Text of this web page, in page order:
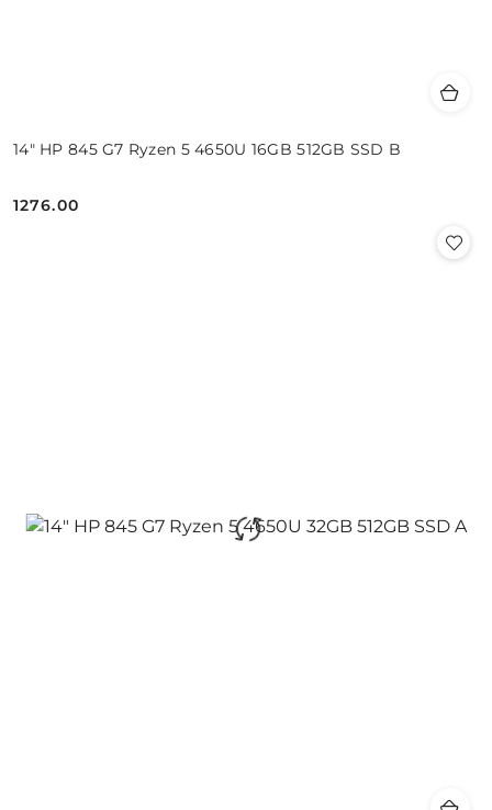
14" HP 845 G7 Ryzen 5 4650U 16GB 512GB SSD B
Cena:
1276.00